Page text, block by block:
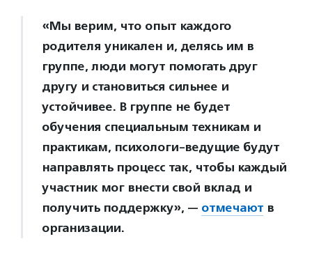
«Мы верим, что опыт каждого
родителя уникален и, делясь им в
группе, люди могут помогать друг
другу и становиться сильнее и
устойчивее. В группе не будет
обучения специальным техникам и
практикам, психологи-ведущие будут
направлять процесс так, чтобы каждый
участник мог внести свой вклад и
получить поддержку», — отмечают в
организации.